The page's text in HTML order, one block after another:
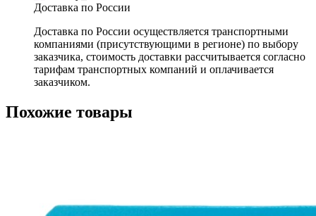
Доставка по России
Доставка по России осуществляется транспортными
компаниями (присутствующими в регионе) по выбору
заказчика, стоимость доставки рассчитывается согласно
тарифам транспортных компаний и оплачивается
заказчиком.
Похожие товары